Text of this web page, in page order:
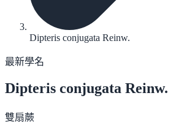
Dipteris conjugata Reinw.
最新學名
Dipteris conjugata Reinw.
雙扇蕨